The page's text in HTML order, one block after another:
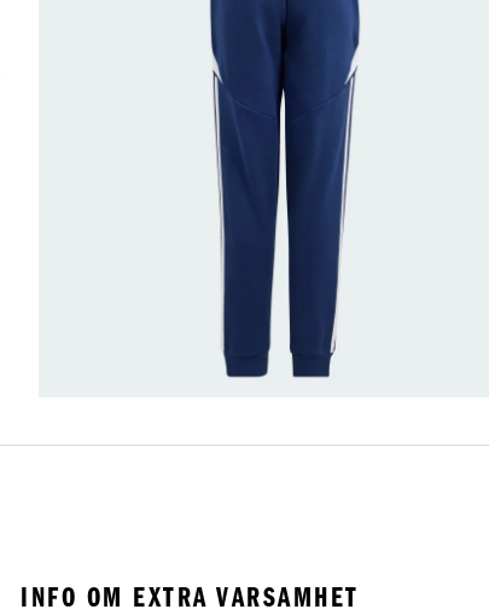
INFO OM EXTRA VARSAMHET